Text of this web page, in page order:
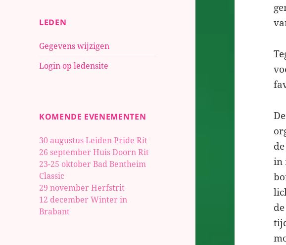
LEDEN
Gegevens wijzigen
Login op ledensite
KOMENDE EVENEMENTEN
30 augustus Leiden Pride Rit
26 september Huis Doorn Rit
23-25 oktoberBad Bentheim
Classic
29 november Herfstrit
12 december Winter in
Brabant
in